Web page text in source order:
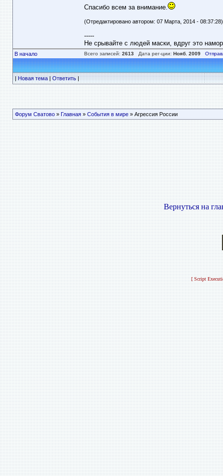
Спасибо всем за внимание.
(Отредактировано автором: 07 Марта, 2014 - 08:37:28)
-----
Не срывайте с людей маски, вдруг это
В начало Всего записей: 2613Дата рег-ции: Нояб. 2009
|Новая тема|Ответить|
Форум Сватово» Главная» События в мире» Агрессия России
Вернуться на
[ Script